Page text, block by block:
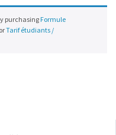
purchasing Formule
orTarif étudiants /